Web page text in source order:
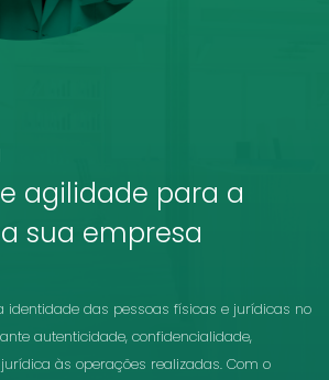
agilidade para a
sua empresa
identidade das pessoas físicas e jurídicas no
autenticidade, confidencialidade,
às operações realizadas. Com o